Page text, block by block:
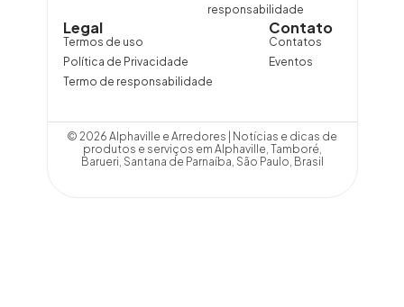
responsabilidade
Contato
Contatos
Eventos
Legal
Termos de uso
Política de Privacidade
Termo de responsabilidade
© 2026 Alphaville e Arredores | Notícias e dicas de
produtos e serviços em Alphaville, Tamboré,
Barueri, Santana de Parnaíba, São Paulo, Brasil